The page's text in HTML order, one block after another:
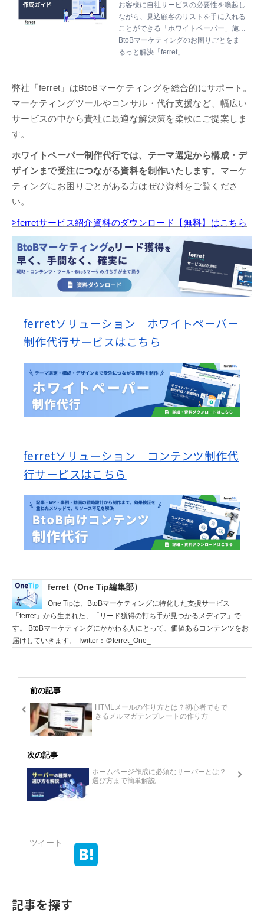
お客様に自社サービスの必要性を喚起し
ながら、見込顧客のリストを手に入れる
ことができる「ホワイトペーパー」施
策。今回ご用意した資料では、ホワイト
ペーパーとは何か？という点から作成に
BtoBマーケティングのお困りごとをま
るっと解決「ferret」
弊社「ferret」はBtoBマーケティングを総合的にサポート。
マーケティングツールやコンサル・代行支援など、幅広い
サービスの中から貴社に最適な解決策を柔軟にご提案しま
す。
ホワイトペーパー制作代行では、テーマ選定から構成・デ
ザインまで受注につながる資料を制作いたします。 マーケ
ティングにお困りごとがある方はぜひ資料をご覧くださ
い。
>ferretサービス紹介資料のダウンロード【無料】はこちら
ferretソリューション｜ホワイトペーパー
制作代行サービスはこちら
ferretソリューション｜コンテンツ制作代
行サービスはこちら
ferret（One Tip編集部）
One Tipは、BtoBマーケティングに特化した支援サービス
「ferret」から生まれた、「リード獲得の打ち手が見つかるメディア」で
す。 BtoBマーケティングにかかわる人にとって、価値あるコンテンツをお
届けしていきます。 Twitter：＠ferret_One_
前の記事
HTMLメールの作り方とは？初心者でもで
きるメルマガテンプレートの作り方
次の記事
ホームページ作成に必須なサーバーとは？
選び方まで簡単解説
ツイート
記事を探す